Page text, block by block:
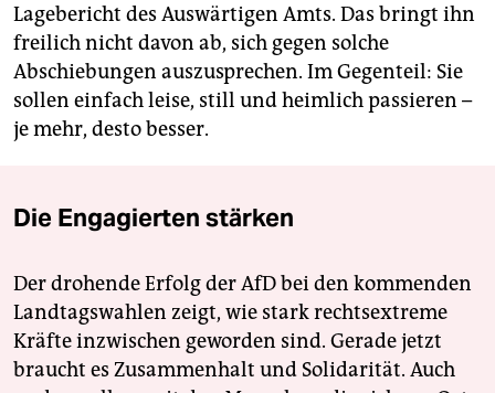
Lagebericht des Auswärtigen Amts. Das bringt ihn
freilich nicht davon ab, sich gegen solche
Abschiebungen auszusprechen. Im Gegenteil: Sie
sollen einfach leise, still und heimlich passieren –
je mehr, desto besser.
Die Engagierten stärken
Der drohende Erfolg der AfD bei den kommenden
Landtagswahlen zeigt, wie stark rechtsextreme
Kräfte inzwischen geworden sind. Gerade jetzt
braucht es Zusammenhalt und Solidarität. Auch